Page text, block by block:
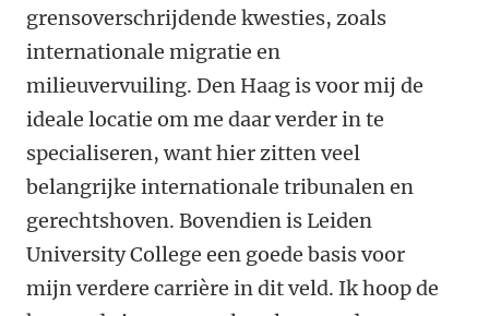
grensoverschrijdende kwesties, zoals
internationale migratie en
milieuvervuiling. Den Haag is voor mij de
ideale locatie om me daar verder in te
specialiseren, want hier zitten veel
belangrijke internationale tribunalen en
gerechtshoven. Bovendien is Leiden
University College een goede basis voor
mijn verdere carrière in dit veld. Ik hoop de